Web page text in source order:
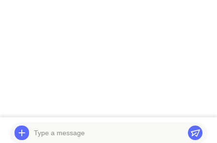
© Авторское право © 2025-2026 Viking AutoParts Manufacturing Co., Ltd..
Все. Все права защищены.